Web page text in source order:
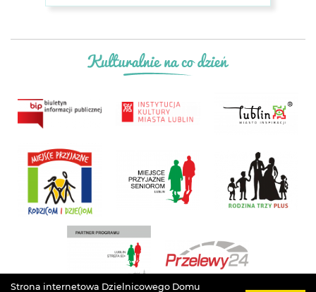
Strona internetowa Dzielnicowego Domu